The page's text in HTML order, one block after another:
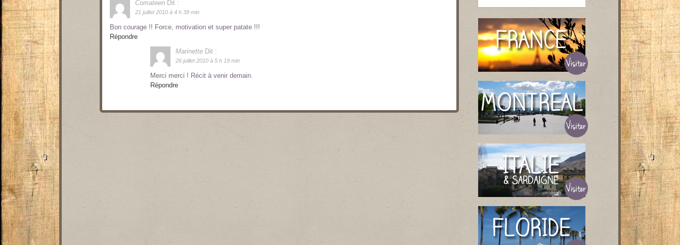
Comateen Dit :
21 juillet 2010 à 4 h 39 min
Bon courage !! Force, motivation et super patate !!!
Répondre
Marinette Dit :
26 juillet 2010 à 5 h 19 min
Merci merci ! Récit à venir demain.
Répondre